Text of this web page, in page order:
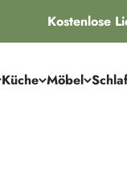
Kostenlose
Küche Möbel